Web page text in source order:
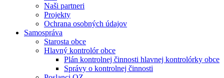
Naši partneri
Projekty
Ochrana osobných údajov
Samospráva
Starosta obce
Hlavný kontrolór obce
Plán kontrolnej činnosti hlavnej kontrolórky obce
Správy o kontrolnej činnosti